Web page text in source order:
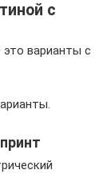
с
варианты с